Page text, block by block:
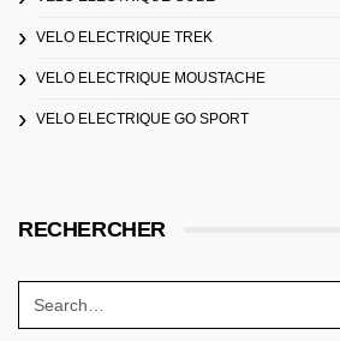
VELO ELECTRIQUE TREK
VELO ELECTRIQUE MOUSTACHE
VELO ELECTRIQUE GO SPORT
RECHERCHER